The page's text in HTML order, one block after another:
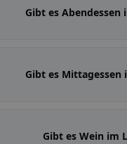
Gibt es Abendessen
Gibt es Mittagessen
Gibt es Wein im